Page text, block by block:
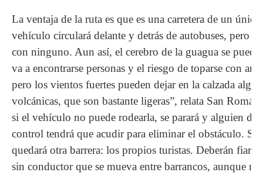
La ventaja de la ruta es que es una carretera de un
vehículo circulará delante y detrás de autobuses, pero
con ninguno. Aun así, el cerebro de la guagua se
va a encontrarse personas y el riesgo de toparse con
pero los vientos fuertes pueden dejar en la calzada
volcánicas, que son bastante ligeras”, relata San
si el vehículo no puede rodearla, se parará y alguien del
control tendrá que acudir para eliminar el obstáculo.
quedará otra barrera: los propios turistas. Deberán
sin conductor que se mueva entre barrancos, aunque